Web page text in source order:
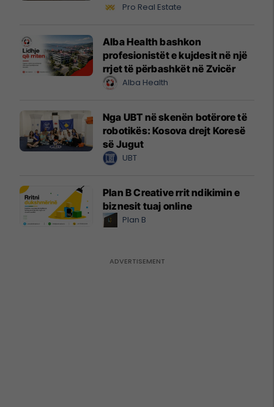
Pro Real Estate
Alba Health bashkon
profesionistët e kujdesit në një
rrjet të përbashkët në Zvicër
Alba Health
Nga UBT në skenën botërore të
robotikës: Kosova drejt Koresë
së Jugut
UBT
Plan B Creative rrit ndikimin e
biznesit tuaj online
Plan B